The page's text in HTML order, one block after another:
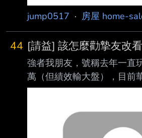
jump0517 · 房屋 home-
44 [請益] 該怎麼勸摯友改
強者我朋友，號稱去年一直
萬（但績效輸大盤），目前
1. 不看大盤 2. 不看匯率 3.
ETF)當唯一指標” 完全勸不
界的一個狀態。 BTW 該感